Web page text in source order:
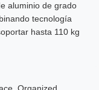
aluminio de grado
tecnología
hasta 110 kg